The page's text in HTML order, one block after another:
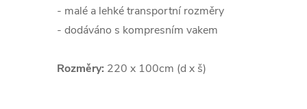
- malé a lehké transportní rozměry
- dodáváno s kompresním vakem
Rozměry: 220 x 100cm (d x š)